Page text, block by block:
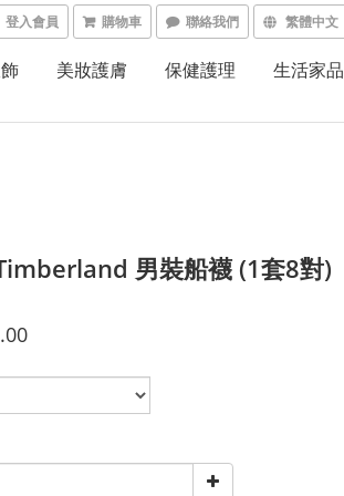
登入會員 購物車 聯絡我們 繁體中文
美妝護膚 保健護理 生活家品
男裝船襪 (1套8對)